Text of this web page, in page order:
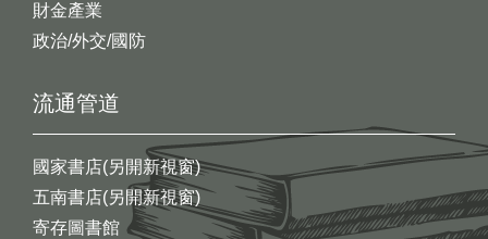
財金產業
政治/外交/國防
流通管道
國家書店(另開新視窗)
五南書店(另開新視窗)
寄存圖書館